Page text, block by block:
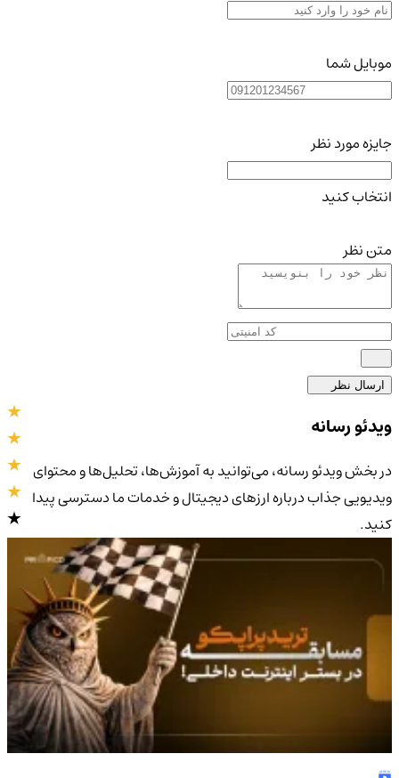
موبایل شما
جایزه مورد نظر
انتخاب کنید
متن نظر
ارسال نظر
4.9/5
ویدئو رسانه
در بخش ویدئو رسانه، می‌توانید به آموزش‌ها، تحلیل‌ها و محتوای
ویدیویی جذاب درباره ارزهای دیجیتال و خدمات ما دسترسی پیدا
کنید.